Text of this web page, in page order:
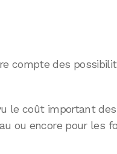
compte des
le coût important
ou encore pour les